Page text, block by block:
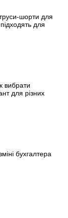
шорти для
для
вибрати
для різних
бухгалтера